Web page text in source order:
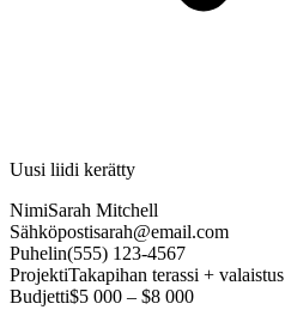
Uusi liidi kerätty
NimiSarah Mitchell
Sähköpostisarah@email.com
Puhelin(555) 123-4567
ProjektiTakapihan terassi + valaistus
Budjetti$5 000 – $8 000